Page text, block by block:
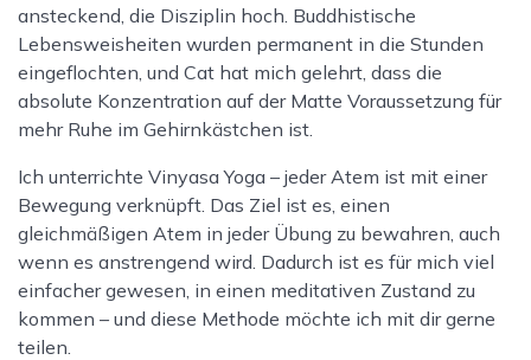
ansteckend, die Disziplin hoch. Buddhistische
Lebensweisheiten wurden permanent in die Stunden
eingeflochten, und Cat hat mich gelehrt, dass die
absolute Konzentration auf der Matte Voraussetzung für
mehr Ruhe im Gehirnkästchen ist.
Ich unterrichte Vinyasa Yoga – jeder Atem ist mit einer
Bewegung verknüpft. Das Ziel ist es, einen
gleichmäßigen Atem in jeder Übung zu bewahren, auch
wenn es anstrengend wird. Dadurch ist es für mich viel
einfacher gewesen, in einen meditativen Zustand zu
kommen – und diese Methode möchte ich mit dir gerne
teilen.